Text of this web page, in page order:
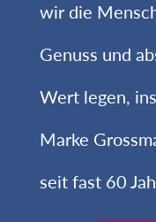
wir die
Genuss und
Wert legen,
Marke
seit fast 60